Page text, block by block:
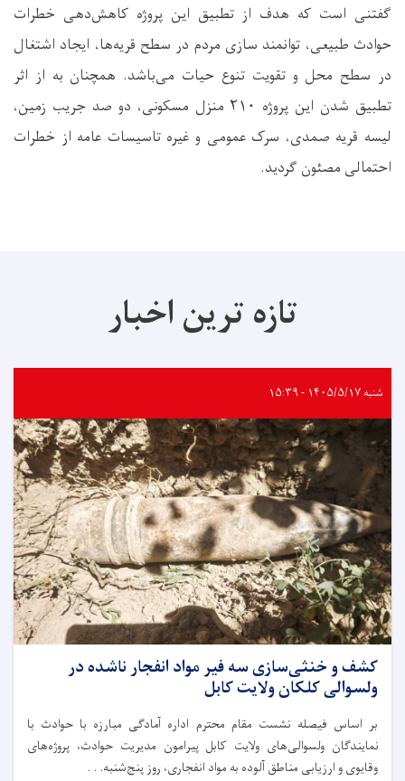
گفتنی است که هدف از تطبیق این پروژه کاهش‌دهی خطرات
حوادث طبیعی، توانمند سازی مردم در سطح قریه‌ها، ایجاد اشتغال
در سطح محل و تقویت تنوع حیات می‌باشد. همچنان به از اثر
تطبیق شدن این پروژه ۲۱۰ منزل مسکونی، دو صد جریب زمین،
لیسه قریه صمدی، سرک عمومی و غیره تاسیسات عامه از خطرات
احتمالی مصئون گردید.
تازه ترین اخبار
شنبه ۱۴۰۵/۵/۱۷ - ۱۵:۳۹
کشف و خنثی‌سازی سه فیر مواد انفجار ناشده در
ولسوالی کلکان ولایت کابل
بر اساس فیصله نشست مقام محترم اداره آمادگی مبارزه با حوادث با
نمایندگان ولسوالی‌های ولایت کابل پیرامون مدیریت حوادث، پروژه‌های
وقایوی و ارزیابی مناطق آلوده به مواد انفجاری، روز پنج‌شنبه. . .